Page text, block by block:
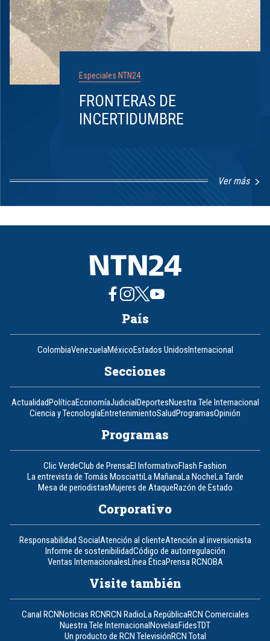
Especiales NTN24
FRONTERAS DE
INCERTIDUMBRE
Ver más
8
País
ColombiaVenezuelaMéxicoEstados UnidosInternacional
Secciones
ActualidadPolíticaEconomíaJudicialDeportesNuestra Tele Internacional
Ciencia y TecnologíaEntretenimientoSaludProgramasOpinión
Programas
Clic VerdeClub de PrensaEl InformativoFlash Fashion
La entrevista de Tomás MosciattiLa MañanaLa NocheLa Tarde
Mesa de periodistasMujeres de AtaqueRazón de Estado
Corporativo
Responsabilidad SocialAtención al clienteAtención al inversionista
Informe de sostenibilidadCódigo de autorregulación
Ventas InternacionalesLínea ÉticaPrensa RCNOBA
Visite también
Canal RCNNoticias RCNRCN RadioLa RepúblicaRCN Comerciales
Nuestra Tele InternacionalNovelasFidesTDT
Un producto de RCN TelevisiónRCN Total